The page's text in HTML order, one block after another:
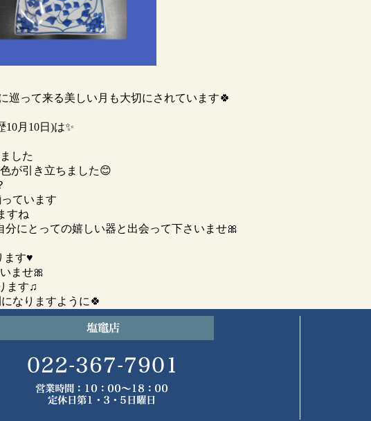
巡って来る美しい月も大切にされています🍀
月10日)は✨
した
が引き立ちました😊
ています
すね
にとっての嬉しい器と出会って下さいませ🎀
ます♥
ませ🎀
ます♫
なりますように🍀